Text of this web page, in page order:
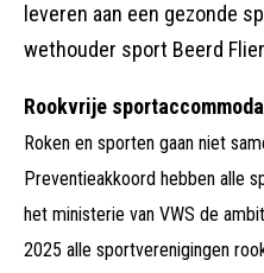
leveren aan een gezonde
wethouder sport Beerd
Rookvrije
Roken en sporten gaan niet
Preventieakkoord hebben alle
het ministerie van VWS de
2025 alle sportverenigingen